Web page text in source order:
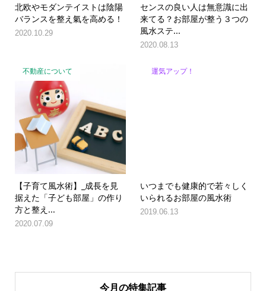
北欧やモダンテイストは陰陽
バランスを整え氣を高める！
2020.10.29
センスの良い人は無意識に出
来てる？お部屋が整う３つの
風水ステ...
2020.08.13
不動産について
【子育て風水術】_成長を見
据えた「子ども部屋」の作り
方と整え...
2020.07.09
運気アップ！
いつまでも健康的で若々しく
いられるお部屋の風水術
2019.06.13
今月の特集記事